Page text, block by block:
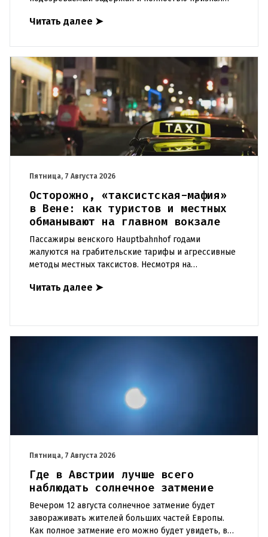
могло быть совершено на поч
Читать далее ➤
Пятница, 7 Августа 2026
Осторожно, «таксистская-мафия»
в Вене: как туристов и местных
обманывают на главном вокзале
Пассажиры венского Hauptbahnhof годами
жалуются на грабительские тарифы и агрессивные
методы местных таксистов. Несмотря на
остается острой, а ответственн
Читать далее ➤
Пятница, 7 Августа 2026
Где в Австрии лучше всего
наблюдать солнечное затмение
Вечером 12 августа солнечное затмение будет
завораживать жителей больших частей Европы.
Как полное затмение его можно будет увидеть, в